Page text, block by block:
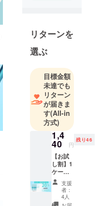
開している
会社です。
みなさまが
ワクワクす
るような商
品をお届け
できるよう
商品開発に
取り組んで
おります。
みなさまの
ご支援をど
うぞよろし
くお願い致
します。
リターンを
選ぶ
目標金額
未達でも
リターン
が届きま
す(All-in
方式)
1,4
40 円
残り46
【お試
し割】1
ケース
(24本入
り) ［希
望小売
価格
支援
者：
4人